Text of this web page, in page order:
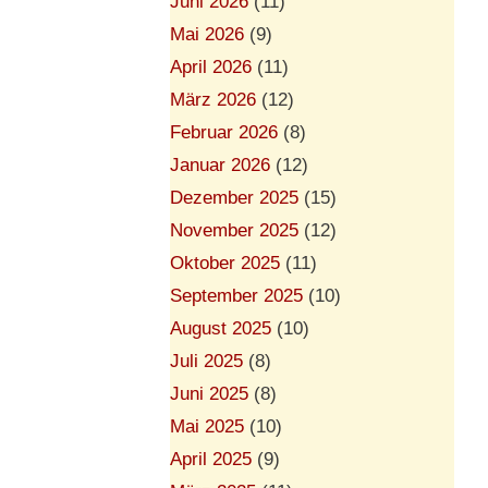
Mai 2026 (9)
April 2026 (11)
März 2026 (12)
Februar 2026 (8)
Januar 2026 (12)
Dezember 2025 (15)
November 2025 (12)
Oktober 2025 (11)
September 2025 (10)
August 2025 (10)
Juli 2025 (8)
Juni 2025 (8)
Mai 2025 (10)
April 2025 (9)